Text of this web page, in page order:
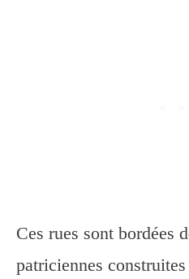
Ces rues sont bordées
patriciennes